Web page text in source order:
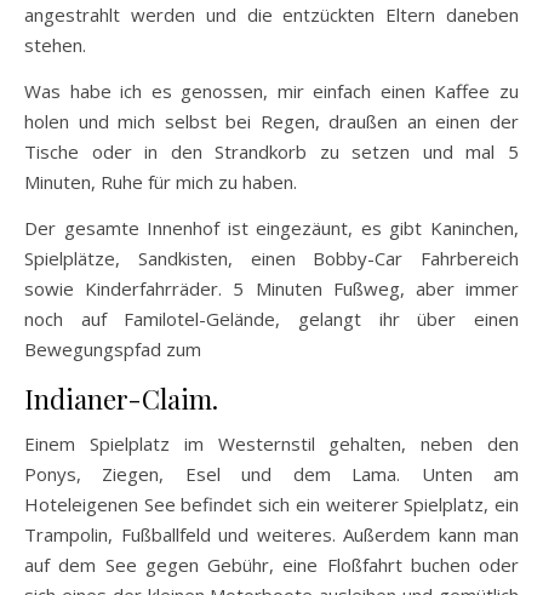
angestrahlt werden und die entzückten Eltern daneben
stehen.
Was habe ich es genossen, mir einfach einen Kaffee zu
holen und mich selbst bei Regen, draußen an einen der
Tische oder in den Strandkorb zu setzen und mal 5
Minuten, Ruhe für mich zu haben.
Der gesamte Innenhof ist eingezäunt, es gibt Kaninchen,
Spielplätze, Sandkisten, einen Bobby-Car Fahrbereich
sowie Kinderfahrräder. 5 Minuten Fußweg, aber immer
noch auf Familotel-Gelände, gelangt ihr über einen
Bewegungspfad zum
Indianer-Claim.
Einem Spielplatz im Westernstil gehalten, neben den
Ponys, Ziegen, Esel und dem Lama. Unten am
Hoteleigenen See befindet sich ein weiterer Spielplatz, ein
Trampolin, Fußballfeld und weiteres. Außerdem kann man
auf dem See gegen Gebühr, eine Floßfahrt buchen oder